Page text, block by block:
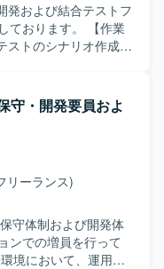
発および結合テストフ
ます。 【作業
ストのシナリオ作成お
のすり合わせなどを
および開発を実施し
を整理しながらテ
ります。顧客との
、関係者と協調し
【ポジショ
テストおよびABAP開
識と技術スキルの双
接セッションを通じ
守・開発要員およ
リーランス)
守体制および開発体
ンでの増員を行って